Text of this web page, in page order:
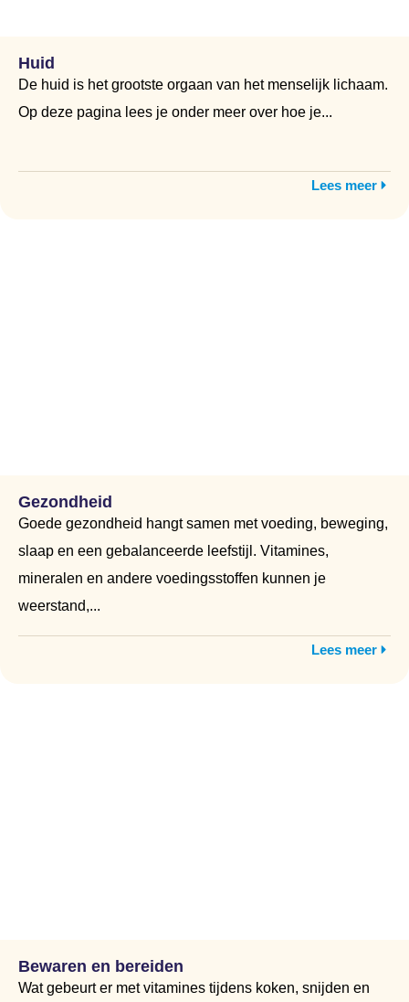
Huid
De huid is het grootste orgaan van het menselijk lichaam.
Op deze pagina lees je onder meer over hoe je...
Lees meer
Gezondheid
Goede gezondheid hangt samen met voeding, beweging,
slaap en een gebalanceerde leefstijl. Vitamines,
mineralen en andere voedingsstoffen kunnen je
weerstand,...
Lees meer
Bewaren en bereiden
Wat gebeurt er met vitamines tijdens koken, snijden en